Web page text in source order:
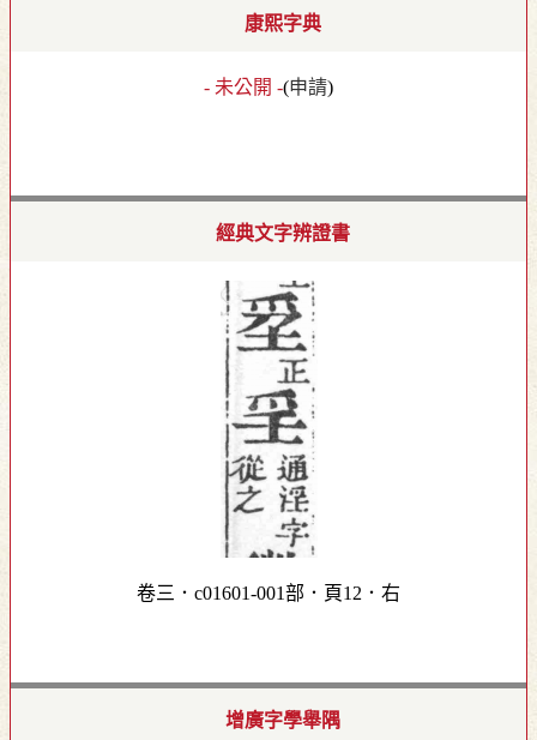
康熙字典
- 未公開 -(申請)
經典文字辨證書
卷三．c01601-001部．頁12．右
增廣字學舉隅